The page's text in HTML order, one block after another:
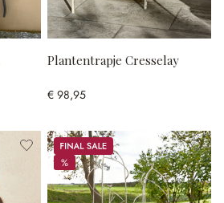
Plantentrapje Cresselay
€ 98,95
Sale
%
%